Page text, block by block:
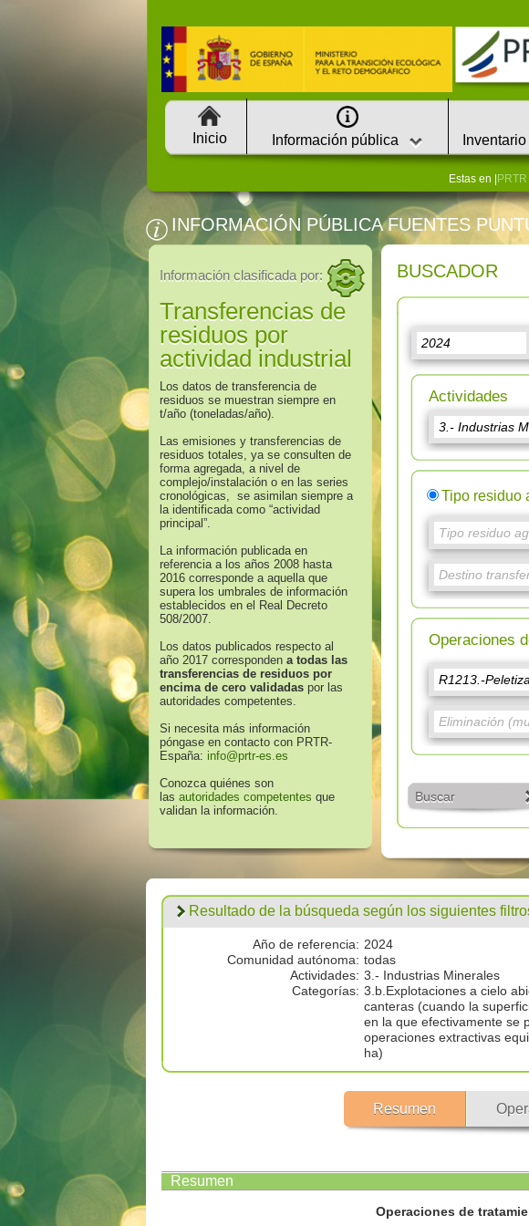
Inicio Información pública
Estas en |
INFORMACIÓN PÚBLICA FUENTES
Información clasificada por:
Transferencias de
residuos por
actividad industrial
Los datos de transferencia de
residuos se muestran siempre en
t/año (toneladas/año).
Las emisiones y transferencias de
residuos totales, ya se consulten de
forma agregada, a nivel de
complejo/instalación o en las series
cronológicas, se asimilan siempre a
la identificada como “actividad
principal”.
La información publicada en
referencia a los años 2008 hasta
2016 corresponde a aquella que
supera los umbrales de información
establecidos en el Real Decreto
508/2007.
Los datos publicados respecto al
año 2017 correspondena todas las
transferencias de residuos por
encima de cero validadaspor las
autoridades competentes.
Si necesita más información
póngase en contacto con PRTR-
España: info@prtr-es.es
Conozca quiénes son
las autoridades competentes que
validan la información.
BUSCADOR
Actividades
Tipo residuo
Operaciones
Buscar
Resultado de la búsqueda según los siguientes
Año de referencia: 2024
Comunidad autónoma: todas
Actividades: 3.- Industrias Minerales
Categorías: 3.b.Explotaciones a cielo
canteras (cuando la
en la que efectivamente se
operaciones extractivas
ha)
Resumen
Resumen
Operaciones de